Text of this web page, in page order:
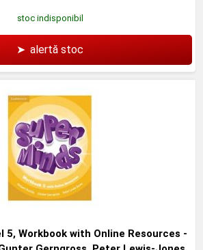
stoc indisponibil
➤ alertă stoc
5, Workbook with Online Resources -